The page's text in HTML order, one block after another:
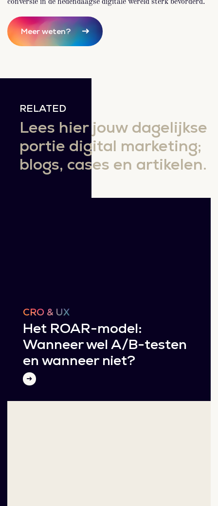
conversie in de hedendaagse digitale wereld sterk bevorderd.
Meer weten?
RELATED
Lees hier jouw dagelijkse
portie digital marketing;
blogs, cases en artikelen.
CRO & UX
Het ROAR-model:
Wanneer wel A/B-testen
en wanneer niet?